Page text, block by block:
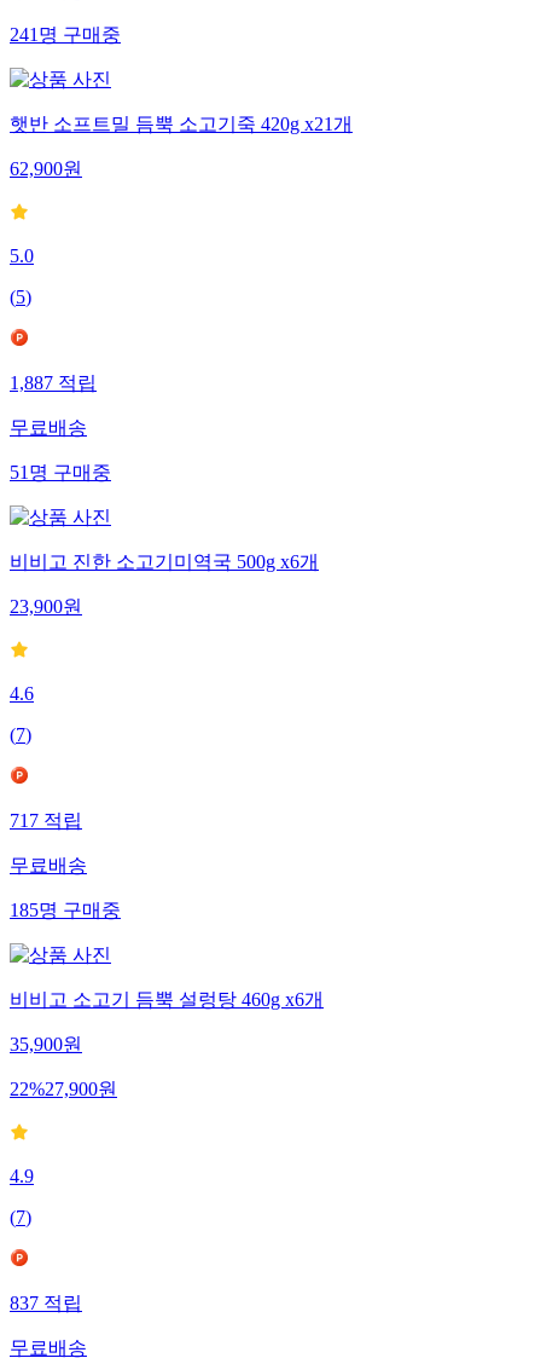
241명구매중
햇반 소프트밀 듬뿍 소고기죽 420g x21개
62,900원
5.0
(5)
1,887적립
무료배송
51명구매중
비비고 진한 소고기미역국 500g x6개
23,900원
4.6
(7)
717적립
무료배송
185명구매중
비비고 소고기 듬뿍 설렁탕 460g x6개
35,900원
22%27,900원
4.9
(7)
837적립